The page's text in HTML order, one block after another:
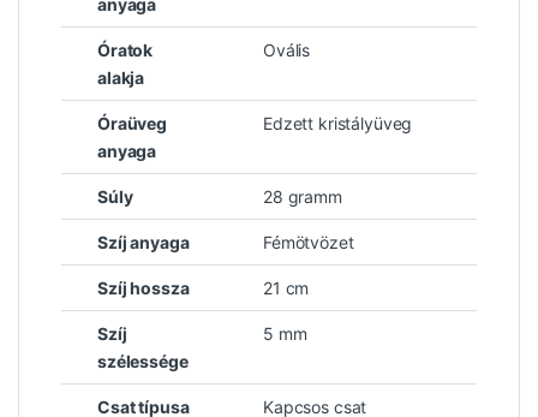
Óratok
alakja
Ovális
Óraüveg
anyaga
Edzett kristályüveg
Súly 28 gramm
Szíj anyaga Fémötvözet
Szíj hossza 21 cm
Szíj
szélessége
5 mm
Csat típusa Kapcsos csat